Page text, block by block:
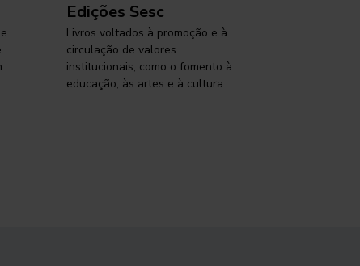
Edições Sesc
Livros voltados à promoção e à
circulação de valores
institucionais, como o fomento à
educação, às artes e à cultura